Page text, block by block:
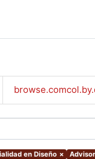
en Diseño ×